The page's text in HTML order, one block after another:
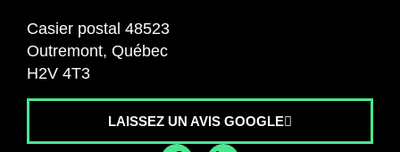
Casier postal 48523
Outremont, Québec
H2V 4T3
LAISSEZ UN AVIS GOOGLE